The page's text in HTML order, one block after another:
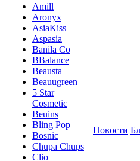
Amill
Aronyx
AsiaKiss
Aspasia
Banila Co
BBalance
Beausta
Beauugreen
5 Star
Cosmetic
Beuins
Bling Pop
Bosnic
Chupa Chups
Clio
Новости